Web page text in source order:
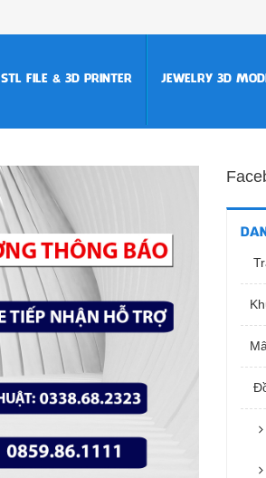
STL FILE & 3D PRINTER JEWELRY 3D